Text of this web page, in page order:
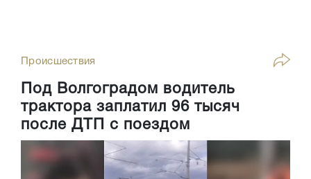
Происшествия
Под Волгоградом водитель
трактора заплатил 96 тысяч
после ДТП с поездом